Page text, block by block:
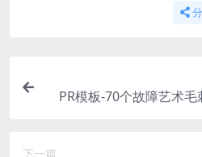
PR模板-70个故障艺术
下一篇